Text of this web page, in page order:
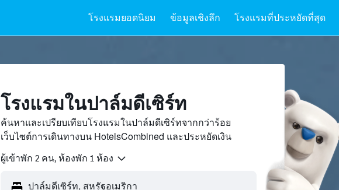
โรงแรมยอดนิยม ข้อมูลเชิงลึก โรงแรมที่ประหยัดที่สุด
โรงแรมในปาล์มดีเซิร์ท
ค้นหาและเปรียบเทียบโรงแรมในปาล์มดีเซิร์ทจากกว่าร้อย
เว็บไซต์การเดินทางบน HotelsCombined และประหยัดเงิน
ผู้เข้าพัก 2 คน, ห้องพัก 1 ห้อง